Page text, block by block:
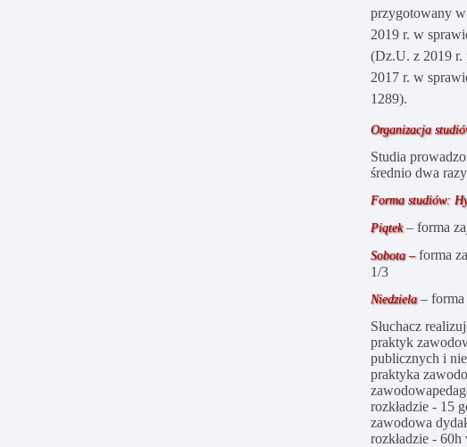
przygotowany
2019 r. w
(Dz.U. z 2019 r.
2017 r. w
1289).
Organizacja
Studia
średnio dwa
Forma studiów:
Piątek– forma
Sobota –forma
1/3
Niedziela– forma
Słuchacz
praktyk
publicznych i
praktyka
zawodowa
rozkładzie - 15
zawodowa
rozkładzie -